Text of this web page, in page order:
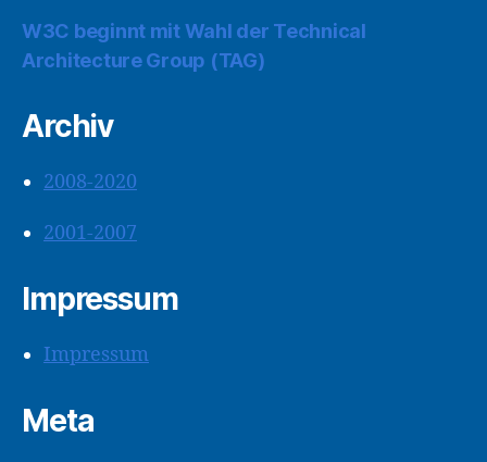
W3C beginnt mit Wahl der Technical
Architecture Group (TAG)
Archiv
2008-2020
2001-2007
Impressum
Impressum
Meta